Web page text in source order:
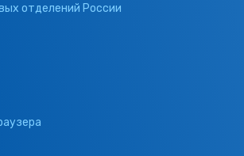
отделений России